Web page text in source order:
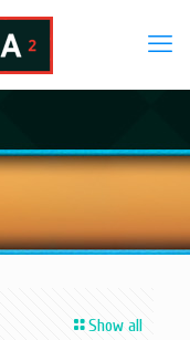
Show all